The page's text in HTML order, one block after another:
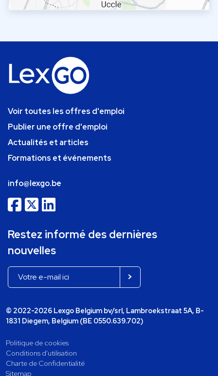
Voir toutes les offres d'emploi
Publier une offre d'emploi
Actualités et articles
Formations et événements
info@lexgo.be
Restez informé des dernières
nouvelles
© 2022-2026 Lexgo Belgium bv/srl, Lambroekstraat 5A, B-
1831 Diegem, Belgium (BE 0550.639.702)
Politique de cookies
Conditions d'utilisation
Charte de Confidentialité
Sitemap